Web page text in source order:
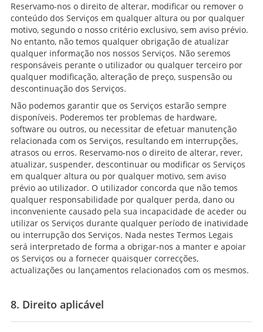
Reservamo-nos o direito de alterar, modificar ou remover o
conteúdo dos Serviços em qualquer altura ou por qualquer
motivo, segundo o nosso critério exclusivo, sem aviso prévio.
No entanto, não temos qualquer obrigação de atualizar
qualquer informação nos nossos Serviços. Não seremos
responsáveis perante o utilizador ou qualquer terceiro por
qualquer modificação, alteração de preço, suspensão ou
descontinuação dos Serviços.
Não podemos garantir que os Serviços estarão sempre
disponíveis. Poderemos ter problemas de hardware,
software ou outros, ou necessitar de efetuar manutenção
relacionada com os Serviços, resultando em interrupções,
atrasos ou erros. Reservamo-nos o direito de alterar, rever,
atualizar, suspender, descontinuar ou modificar os Serviços
em qualquer altura ou por qualquer motivo, sem aviso
prévio ao utilizador. O utilizador concorda que não temos
qualquer responsabilidade por qualquer perda, dano ou
inconveniente causado pela sua incapacidade de aceder ou
utilizar os Serviços durante qualquer período de inatividade
ou interrupção dos Serviços. Nada nestes Termos Legais
será interpretado de forma a obrigar-nos a manter e apoiar
os Serviços ou a fornecer quaisquer correcções,
actualizações ou lançamentos relacionados com os mesmos.
8. Direito aplicável